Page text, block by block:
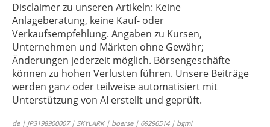
Disclaimer zu unseren Artikeln: Keine
Anlageberatung, keine Kauf- oder
Verkaufsempfehlung. Angaben zu Kursen,
Unternehmen und Märkten ohne Gewähr;
Änderungen jederzeit möglich. Börsengeschäfte
können zu hohen Verlusten führen. Unsere Beiträge
werden ganz oder teilweise automatisiert mit
Unterstützung von AI erstellt und geprüft.
de | JP3198900007 | SKYLARK | boerse | 69296514 | bgmi